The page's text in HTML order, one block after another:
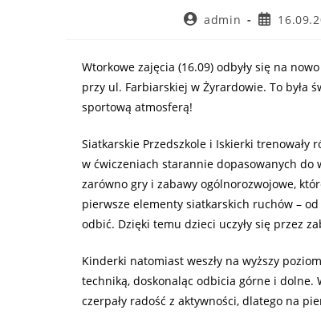
admin
Wtorkowe zajęcia (16.09) odbyły się na
przy ul. Farbiarskiej w Żyrardowie. To była
sportową atmosferą!
Siatkarskie Przedszkole i Iskierki trenowały
w ćwiczeniach starannie dopasowanych do
zarówno gry i zabawy ogólnorozwojowe,
pierwsze elementy siatkarskich ruchów –
odbić. Dzięki temu dzieci uczyły się przez
Kinderki natomiast weszły na wyższy
techniką, doskonaląc odbicia górne i dolne.
czerpały radość z aktywności, dlatego na